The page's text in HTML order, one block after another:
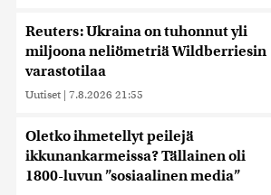
Reuters: Ukraina on tuhonnut yli
miljoona neliömetriä Wildberriesin
varastotilaa
Uutiset | 7.8.2026 21:55
Oletko ihmetellyt peilejä
ikkunankarmeissa? Tällainen oli
1800-luvun ”sosiaalinen media”